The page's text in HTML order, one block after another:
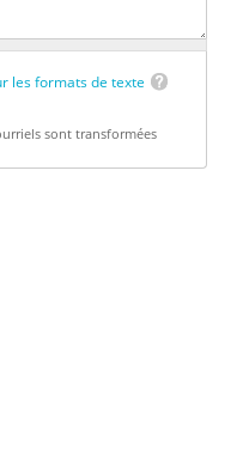
les formats de texte
sont transformées